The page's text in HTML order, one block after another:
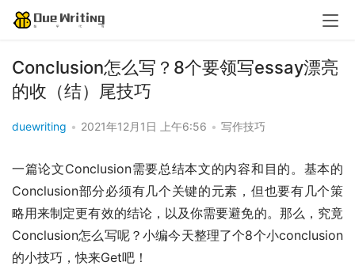
Conclusion怎么写？8个要领写essay漂亮
的收（结）尾技巧
duewriting • 2021年12月1日 上午6:56 • 写作技巧
一篇论文Conclusion需要总结本文的内容和目的。基本的
Conclusion部分必须有几个关键的元素，但也要有几个策
略用来制定更有效的结论，以及你需要避免的。那么，究竟
Conclusion怎么写呢？小编今天整理了个8个小conclusion
的小技巧，快来Get吧！